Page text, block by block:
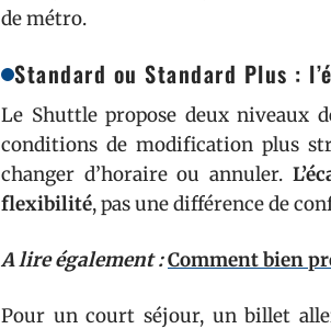
de métro.
Standard ou Standard Plus :
Le Shuttle propose deux niveaux
conditions de modification plus
changer d’horaire ou annuler.
flexibilité, pas une différence de
A lire également :Comment bien
Pour un court séjour, un billet